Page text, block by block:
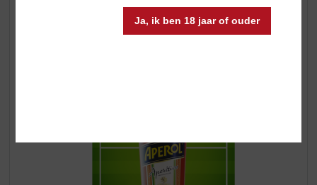
Ja, ik ben 18 jaar of ouder